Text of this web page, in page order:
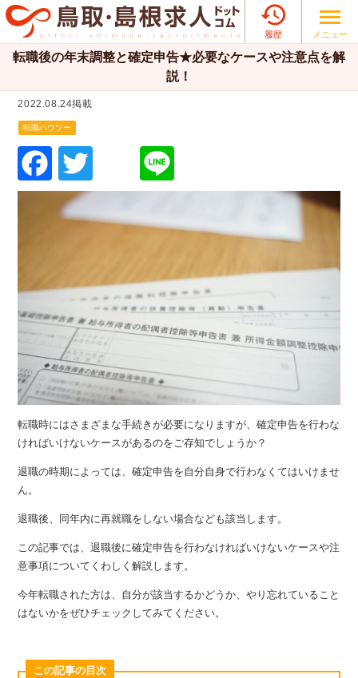

履歴 メニュー
転職後の年末調整と確定申告★必要なケースや注意点を解
説！
2022.08.24掲載
転職ハウツー
F
a
c
o
o
k
wi
tt
n
転職時にはさまざまな手続きが必要になりますが、確定申告を行わな
ければいけないケースがあるのをご存知でしょうか？
退職の時期によっては、確定申告を自分自身で行わなくてはいけませ
ん。
退職後、同年内に再就職をしない場合なども該当します。
この記事では、退職後に確定申告を行わなければいけないケースや注
意事項についてくわしく解説します。
今年転職された方は、自分が該当するかどうか、やり忘れていること
はないかをぜひチェックしてみてください。
この記事の目次